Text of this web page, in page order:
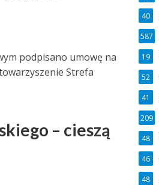
podpisano umowę na
Strefa
– cieszą
40
587
19
52
41
209
48
46
48